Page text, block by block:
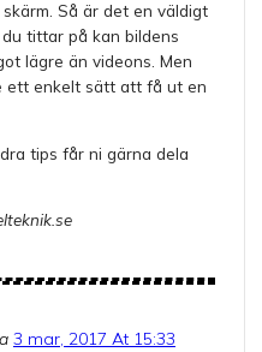
skärm. Så är det en väldigt
tittar på kan bildens
lägre än videons. Men
ett enkelt sätt att få ut en
tips får ni gärna dela
3 mar, 2017 At 15:33